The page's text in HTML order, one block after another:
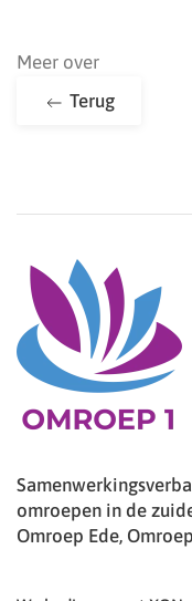
Meer over
Terug
omroepen in de
Omroep Ede,